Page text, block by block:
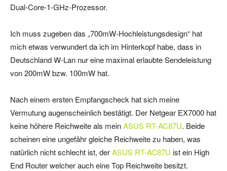
Dual-Core-1-GHz-Prozessor.
Ich muss zugeben das „700mW-Hochleistungsdesign“ hat
mich etwas verwundert da ich im Hinterkopf habe, dass in
Deutschland W-Lan nur eine maximal erlaubte Sendeleistung
von 200mW bzw. 100mW hat.
Nach einem ersten Empfangscheck hat sich meine
Vermutung augenscheinlich bestätigt. Der Netgear EX7000 hat
keine höhere Reichweite als meinASUS RT-AC87U. Beide
scheinen eine ungefähr gleiche Reichweite zu haben, was
natürlich nicht schlecht ist, derASUS RT-AC87U ist ein High
End Router welcher auch eine Top Reichweite besitzt.